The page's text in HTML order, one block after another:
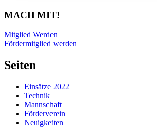
MACH MIT!
Mitglied Werden
Fördermitglied werden
Seiten
Einsätze 2022
Technik
Mannschaft
Förderverein
Neuigkeiten